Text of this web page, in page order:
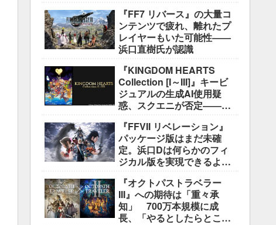
『FF7 リバース』の大量コ
ンテンツで疲れ、離れたプ
レイヤーもいた可能性――
浜口直樹氏が認識
『KINGDOM HEARTS
Collection [I～III]』キービ
ジュアルの生成AI使用疑
惑、スクエニが否定――不
ス」
『FFVII リベレーション』
パッケージ版はまだ未確
定。浜口Dは何らかのフィ
ジカル版を実現できるよう
『オクトパストラベラー
III』への期待は「重々承
知」 700万本規模に成
長、「やるとしたらとこと